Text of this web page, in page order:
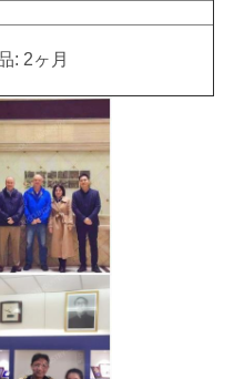
: 2ヶ月